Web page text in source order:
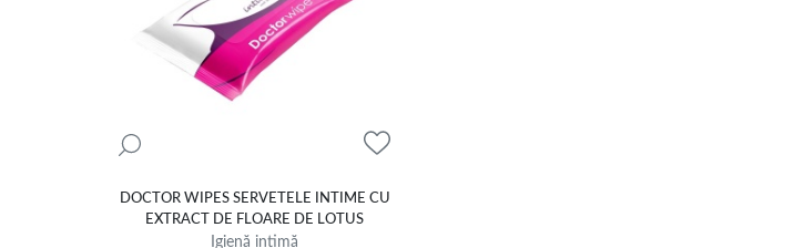
DOCTOR WIPES SERVETELE INTIME CU
EXTRACT DE FLOARE DE LOTUS
Igienă intimă